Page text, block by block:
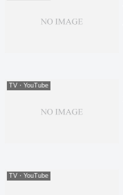
TV・YouTube
TV・YouTube